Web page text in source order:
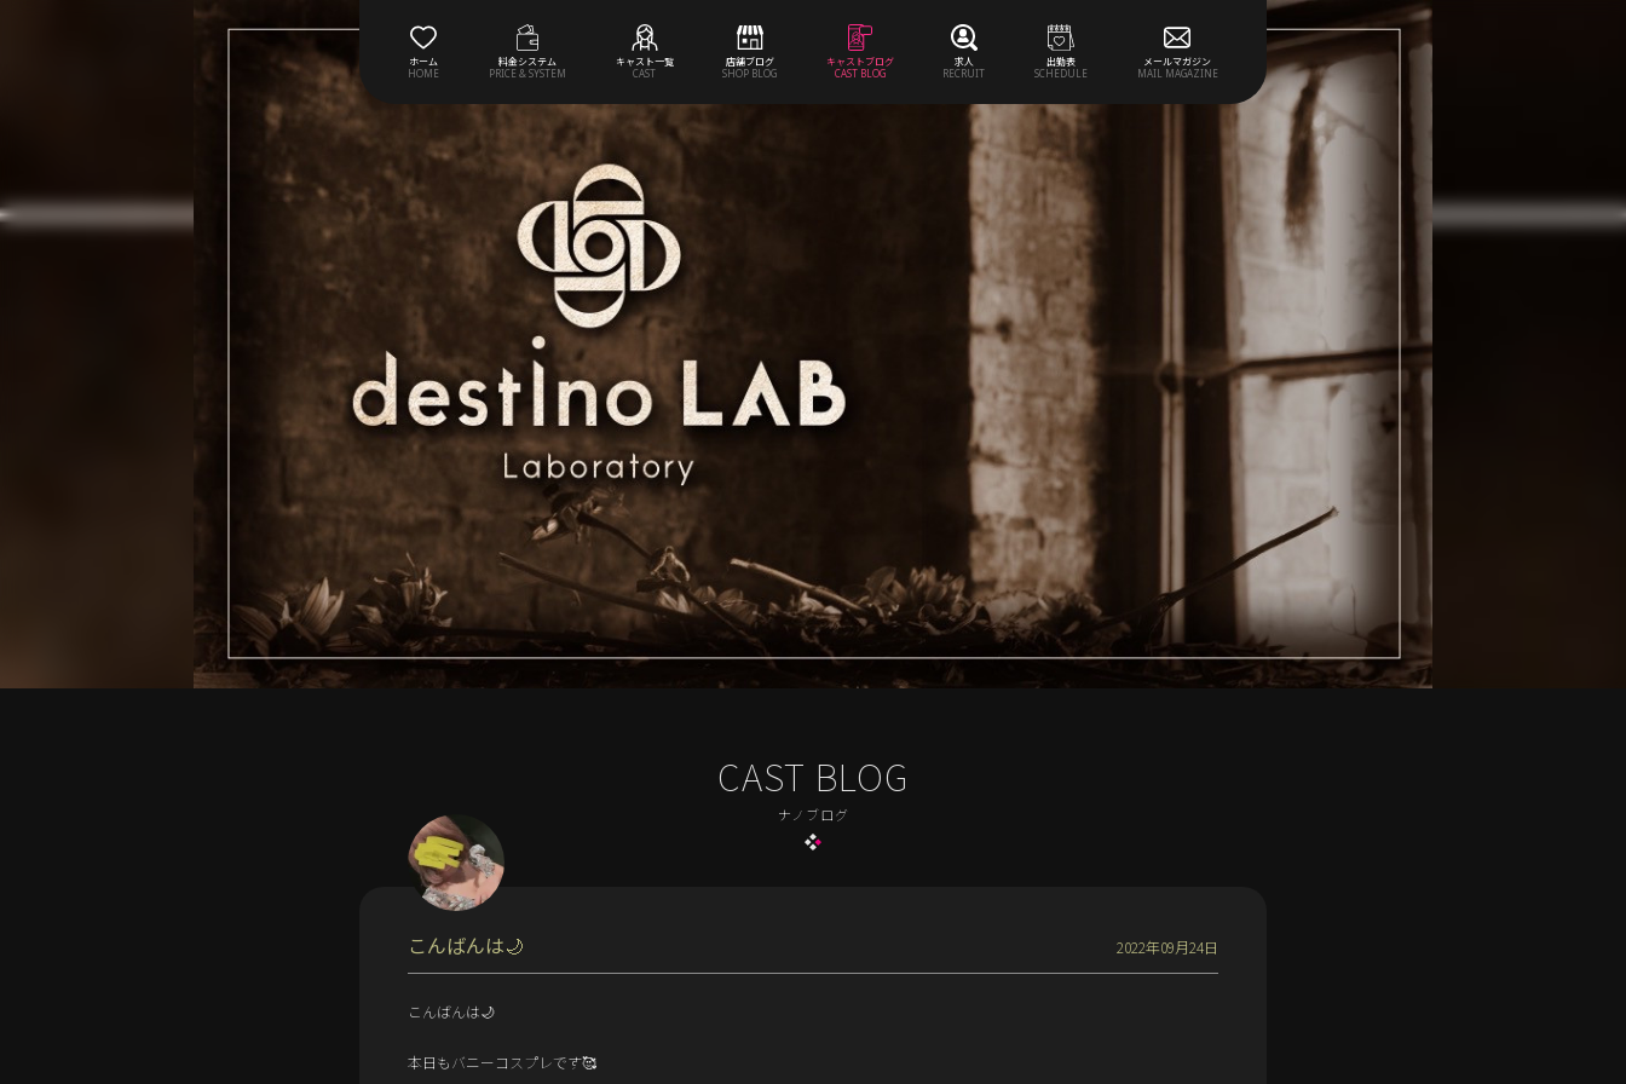
ホーム
HOME
料金システム
PRICE & SYSTEM
キャスト一覧
CAST
店舗ブログ
SHOP BLOG
キャストブログ
CAST BLOG
求人
RECRUIT
出勤表
SCHEDULE
メールマガジン
MAIL MAGAZINE
CAST BLOG
ナノブログ
こんばんは🌙 2022年09月24日
こんばんは🌙
本日もバニーコスプレです🥰